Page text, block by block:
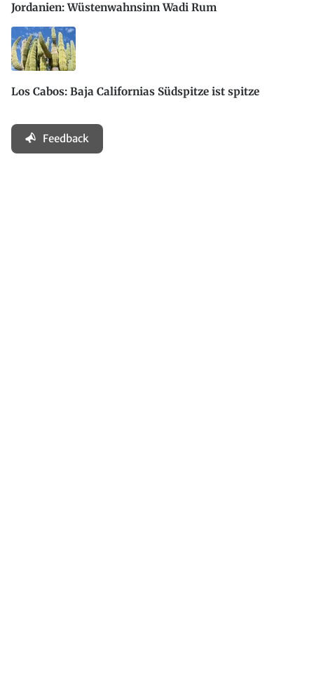
Jordanien: Wüstenwahnsinn Wadi Rum
Los Cabos: Baja Californias Südspitze ist spitze
Feedback